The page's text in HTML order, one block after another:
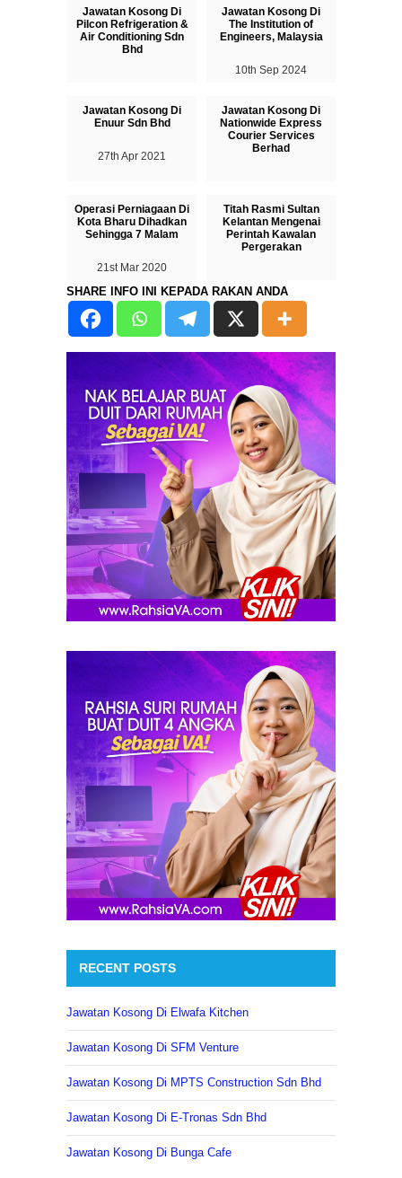
Jawatan Kosong Di
Pilcon Refrigeration &
Air Conditioning Sdn
Bhd
Jawatan Kosong Di
The Institution of
Engineers, Malaysia
10th Sep 2024
Jawatan Kosong Di
Enuur Sdn Bhd
27th Apr 2021
Jawatan Kosong Di
Nationwide Express
Courier Services
Berhad
Operasi Perniagaan Di
Kota Bharu Dihadkan
Sehingga 7 Malam
21st Mar 2020
Titah Rasmi Sultan
Kelantan Mengenai
Perintah Kawalan
Pergerakan
SHARE INFO INI KEPADA RAKAN ANDA
RECENT POSTS
Jawatan Kosong Di Elwafa Kitchen
Jawatan Kosong Di SFM Venture
Jawatan Kosong Di MPTS Construction Sdn Bhd
Jawatan Kosong Di E-Tronas Sdn Bhd
Jawatan Kosong Di Bunga Cafe